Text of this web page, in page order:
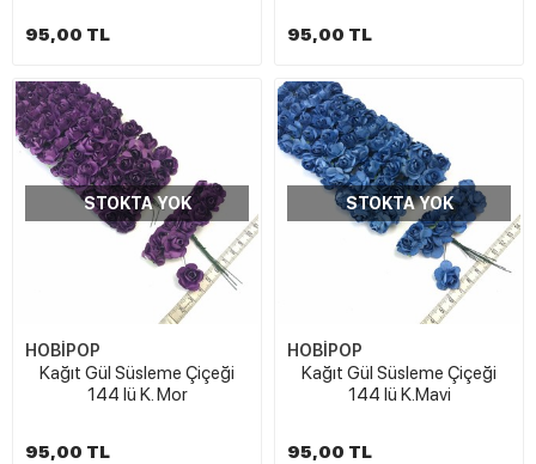
95,00 TL 95,00 TL
STOKTA YOK
HOBİPOP
Kağıt Gül Süsleme Çiçeği
144 lü K. Mor
95,00 TL
STOKTA YOK
HOBİPOP
Kağıt Gül Süsleme Çiçeği
144 lü K.Mavi
95,00 TL